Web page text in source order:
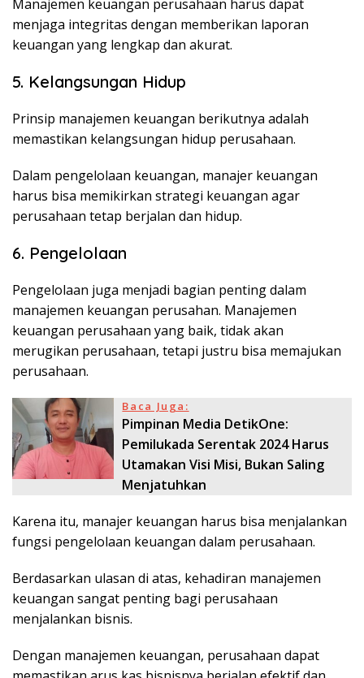
Manajemen keuangan perusahaan harus dapat
menjaga integritas dengan memberikan laporan
keuangan yang lengkap dan akurat.
5. Kelangsungan Hidup
Prinsip manajemen keuangan berikutnya adalah
memastikan kelangsungan hidup perusahaan.
Dalam pengelolaan keuangan, manajer keuangan
harus bisa memikirkan strategi keuangan agar
perusahaan tetap berjalan dan hidup.
6. Pengelolaan
Pengelolaan juga menjadi bagian penting dalam
manajemen keuangan perusahan. Manajemen
keuangan perusahaan yang baik, tidak akan
merugikan perusahaan, tetapi justru bisa memajukan
perusahaan.
Baca Juga:
Pimpinan Media DetikOne:
Pemilukada Serentak 2024 Harus
Utamakan Visi Misi, Bukan Saling
Menjatuhkan
Karena itu, manajer keuangan harus bisa menjalankan
fungsi pengelolaan keuangan dalam perusahaan.
Berdasarkan ulasan di atas, kehadiran manajemen
keuangan sangat penting bagi perusahaan
menjalankan bisnis.
Dengan manajemen keuangan, perusahaan dapat